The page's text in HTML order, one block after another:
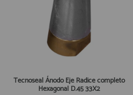
Tecnoseal Ánodo Eje Radice completo
Hexagonal D.45 33X2